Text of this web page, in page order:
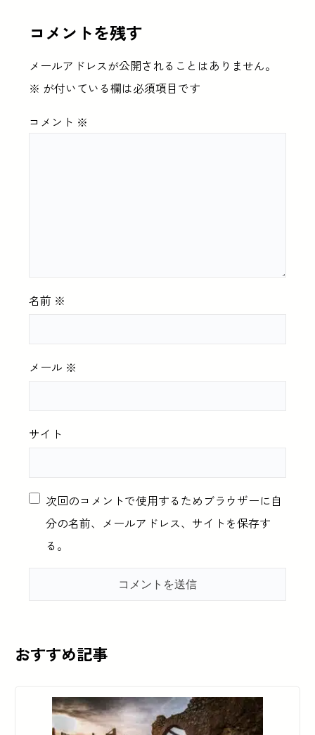
コメントを残す
メールアドレスが公開されることはありません。
※ が付いている欄は必須項目です
コメント ※
名前 ※
メール ※
サイト
次回のコメントで使用するためブラウザーに自
分の名前、メールアドレス、サイトを保存す
る。
おすすめ記事